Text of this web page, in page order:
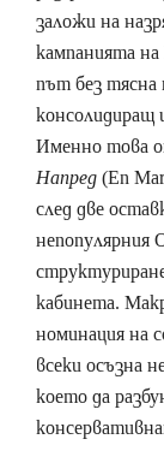
заложи на
кампанията
път без тясна
консолидиращ
Именно това
Напред(En
след две
непопулярния
кабинета.
номинация на
всеки осъзна
което да